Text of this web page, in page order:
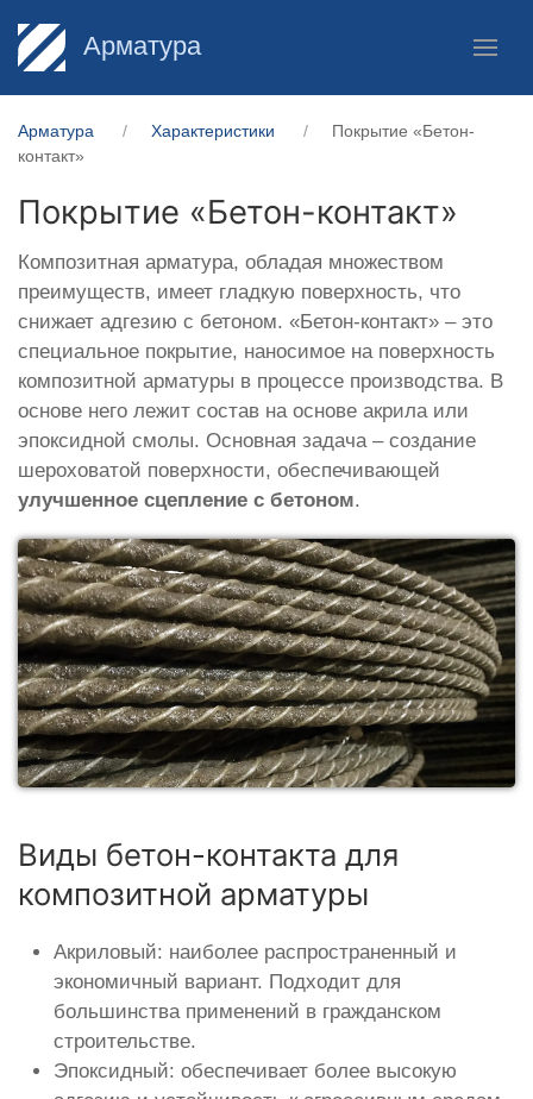
Арматура
Арматура Характеристики
Покрытие «Бетон-
контакт»
Покрытие «Бетон-контакт»
Композитная арматура, обладая множеством
преимуществ, имеет гладкую поверхность, что
снижает адгезию с бетоном. «Бетон-контакт» – это
специальное покрытие, наносимое на поверхность
композитной арматуры в процессе производства. В
основе него лежит состав на основе акрила или
эпоксидной смолы. Основная задача – создание
шероховатой поверхности, обеспечивающей
улучшенное сцепление с бетоном.
Виды бетон-контакта для
композитной арматуры
Акриловый: наиболее распространенный и
экономичный вариант. Подходит для
большинства применений в гражданском
строительстве.
Эпоксидный: обеспечивает более высокую